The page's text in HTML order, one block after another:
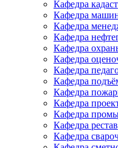
Кафедра
Кафедра
Кафедра
Кафедра
Кафедра
Кафедра
Кафедра
Кафедра
Кафедра
Кафедра
Кафедра
Кафедра
Кафедра